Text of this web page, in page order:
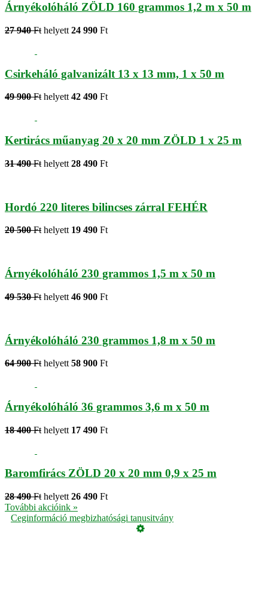
Árnyékolóháló ZÖLD 160 grammos 1,2 m x 50 m
27 940 Ft helyett 24 990 Ft
Csirkeháló galvanizált 13 x 13 mm, 1 x 50 m
49 900 Fthelyett42 490 Ft
Kertirács műanyag 20 x 20 mm ZÖLD 1 x 25 m
31 490 Ft helyett 28 490 Ft
Hordó 220 literes bilincses zárral FEHÉR
20 500 Ft helyett 19 490 Ft
Árnyékolóháló 230 grammos 1,5 m x 50 m
49 530 Ft helyett 46 900 Ft
Árnyékolóháló 230 grammos 1,8 m x 50 m
64 900 Ft helyett 58 900 Ft
Árnyékolóháló 36 grammos 3,6 m x 50 m
18 400 Ft helyett 17 490 Ft
Baromfirács ZÖLD 20 x 20 mm 0,9 x 25 m
28 490 Ft helyett 26 490 Ft
További akcióink »
Ceginformáció megbizhatósági tanusitvány